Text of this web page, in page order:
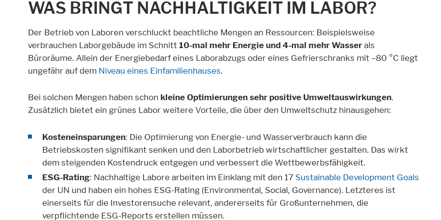
WAS BRINGT NACHHALTIGKEIT IM LABOR?
Der Betrieb von Laboren verschluckt beachtliche Mengen an Ressourcen: Beispielsweise
verbrauchen Laborgebäude im Schnitt 10-mal mehr Energie und 4-mal mehr Wasserals
Büroräume. Allein der Energiebedarf eines Laborabzugs oder eines Gefrierschranks mit –80 °C liegt
ungefähr auf dem Niveau eines Einfamilienhauses.
Bei solchen Mengen haben schon kleine Optimierungen sehr positive Umweltauswirkungen.
Zusätzlich bietet ein grünes Labor weitere Vorteile, die über den Umweltschutz hinausgehen:
Kosteneinsparungen: Die Optimierung von Energie- und Wasserverbrauch kann die
Betriebskosten signifikant senken und den Laborbetrieb wirtschaftlicher gestalten. Das wirkt
dem steigenden Kostendruck entgegen und verbessert die Wettbewerbsfähigkeit.
ESG-Rating: Nachhaltige Labore arbeiten im Einklang mit den 17 Sustainable Development Goals
der UN und haben ein hohes ESG-Rating (Environmental, Social, Governance). Letzteres ist
einerseits für die Investorensuche relevant, andererseits für Großunternehmen, die
verpflichtende ESG-Reports erstellen müssen.